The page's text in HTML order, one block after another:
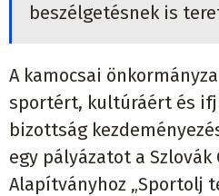
beszélgetésnek is
A kamocsai
sportért, kultúráért és
bizottság
egy pályázatot a Szlovák
Alapítványhoz „Sportolj